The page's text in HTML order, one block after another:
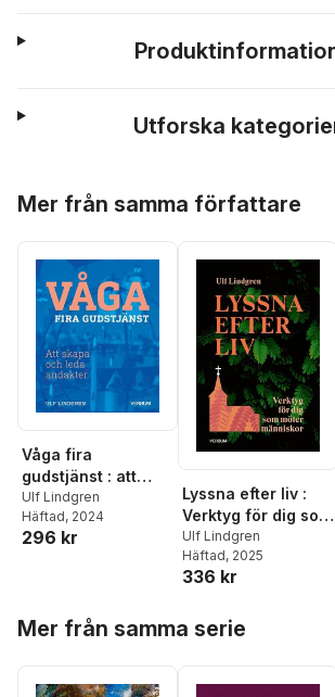
Utforska
Mer från samma författare
Våga fira
gudstjänst : att
skapa och leda
andakter
Ulf Lindgren
Häftad, 2024
296 kr
Lyssna efter liv :
Verktyg för dig som
möter människor
Ulf Lindgren
Häftad, 2025
336 kr
Mer från samma serie